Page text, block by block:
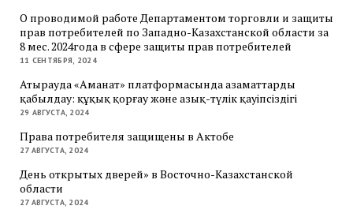
О проводимой работе Департаментом торговли и защиты
прав потребителей по Западно-Казахстанской области за
8 мес. 2024года в сфере защиты прав потребителей
11 СЕНТЯБРЯ, 2024
Атырауда «Аманат» платформасында азаматтарды
қабылдау: құқық қорғау және азық-түлік қауіпсіздігі
29 АВГУСТА, 2024
Права потребителя защищены в Актобе
27 АВГУСТА, 2024
День открытых дверей» в Восточно-Казахстанской
области
27 АВГУСТА, 2024